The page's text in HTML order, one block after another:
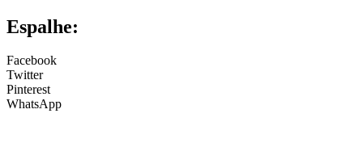
Espalhe:
Facebook
Twitter
Pinterest
WhatsApp